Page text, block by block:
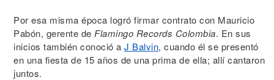
Por esa misma época logró firmar contrato con Mauricio
Pabón, gerente de Flamingo Records Colombia. En sus
inicios también conoció a J Balvin, cuando él se presentó
en una fiesta de 15 años de una prima de ella; allí cantaron
juntos.